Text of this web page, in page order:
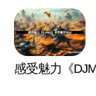
感受魅力《